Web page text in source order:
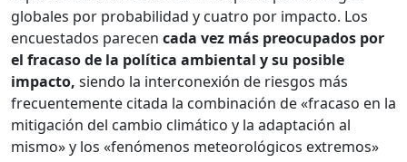
globales por probabilidad y cuatro por impacto. Los
encuestados parecen cada vez más preocupados por
el fracaso de la política ambiental y su posible
impacto, siendo la interconexión de riesgos más
frecuentemente citada la combinación de «fracaso en la
mitigación del cambio climático y la adaptación al
mismo» y los «fenómenos meteorológicos extremos»